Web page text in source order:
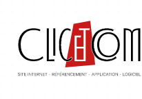
Skip
to
main